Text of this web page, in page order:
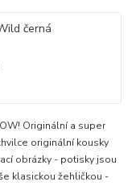
Originální a super
originální kousky
obrázky - potisky jsou
klasickou žehličkou -